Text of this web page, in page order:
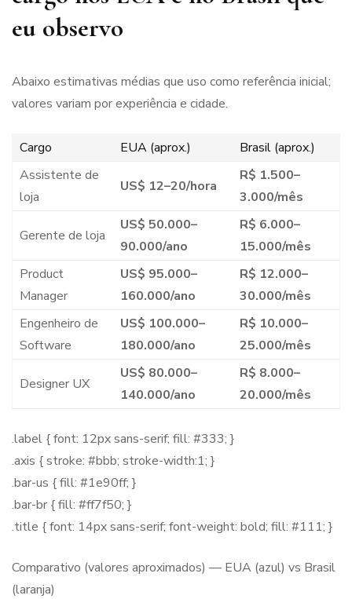
eu observo
Abaixo estimativas médias que uso como referência inicial;
valores variam por experiência e cidade.
Cargo EUA (aprox.)
Brasil (aprox.)
Assistente de
loja
US$ 12–20/hora
R$ 1.500–
3.000/mês
Gerente de loja
US$ 50.000–
90.000/ano
R$ 6.000–
15.000/mês
Product
Manager
US$ 95.000–
160.000/ano
R$ 12.000–
30.000/mês
Engenheiro de
Software
US$ 100.000–
180.000/ano
R$ 10.000–
25.000/mês
Designer UX
US$ 80.000–
140.000/ano
R$ 8.000–
20.000/mês
.label { font: 12px sans-serif; fill: #333; }
.axis { stroke: #bbb; stroke-width:1; }
.bar-us { fill: #1e90ff; }
.bar-br { fill: #ff7f50; }
.title { font: 14px sans-serif; font-weight: bold; fill: #111; }
Comparativo (valores aproximados) — EUA (azul) vs Brasil
(laranja)